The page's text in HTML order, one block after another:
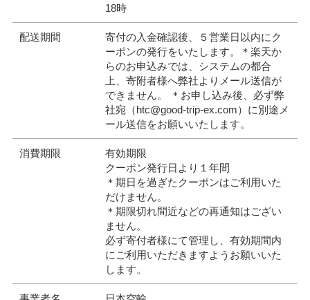
18時
配送期間
寄付の入金確認後、５営業日以内にク
ーポンの発行をいたします。＊楽天か
らのお申込みでは、システムの都合
上、寄附者様へ弊社よりメール送信が
できません。 ＊お申し込み後、必ず弊
社宛（htc@good-trip-ex.com）に別途メ
ール送信をお願いいたします。
消費期限
有効期限
クーポン発行日より１年間
＊期日を過ぎたクーポンはご利用いた
だけません。
＊期限切れ間近などの再通知はござい
ません。
必ず寄付者様にて管理し、有効期間内
にご利用いただきますようお願いいた
します。